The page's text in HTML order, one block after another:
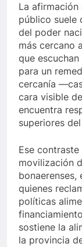
La afirmación
público suele
del poder
más cercano
que escuchan
para un
cercanía
cara visible
encuentra
superiores
Ese
movilización
bonaerenses,
quienes
políticas
sostiene la
la provincia